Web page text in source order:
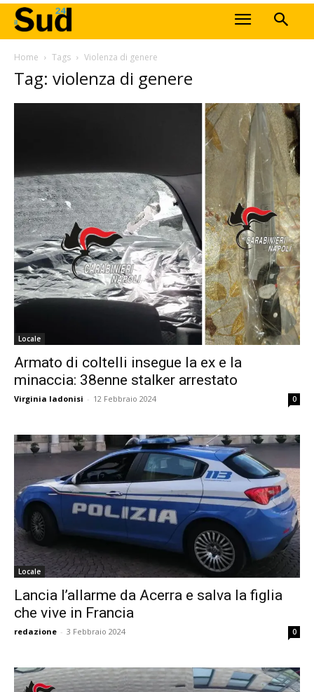
Home Tags Violenza di genere
Tag: violenza di genere
Locale
Armato di coltelli insegue la ex e la
minaccia: 38enne stalker arrestato
Virginia Iadonisi - 12 Febbraio 2024 0
Locale
Lancia l’allarme da Acerra e salva la figlia
che vive in Francia
redazione - 3 Febbraio 2024 0